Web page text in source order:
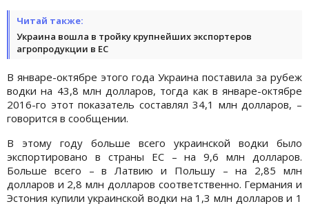
Читай также:
Украина вошла в тройку крупнейших экспортеров
агропродукции в ЕС
В январе-октябре этого года Украина поставила за рубеж
водки на 43,8 млн долларов, тогда как в январе-октябре
2016-го этот показатель составлял 34,1 млн долларов, –
говорится в сообщении.
В этому году больше всего украинской водки было
экспортировано в страны ЕС – на 9,6 млн долларов.
Больше всего – в Латвию и Польшу – на 2,85 млн
долларов и 2,8 млн долларов соответственно. Германия и
Эстония купили украинской водки на 1,3 млн долларов и 1